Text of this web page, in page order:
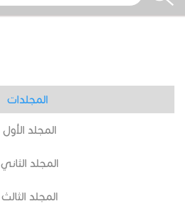
المجلدات
المجلد الأول
المجلد الثاني
المجلد الثالث